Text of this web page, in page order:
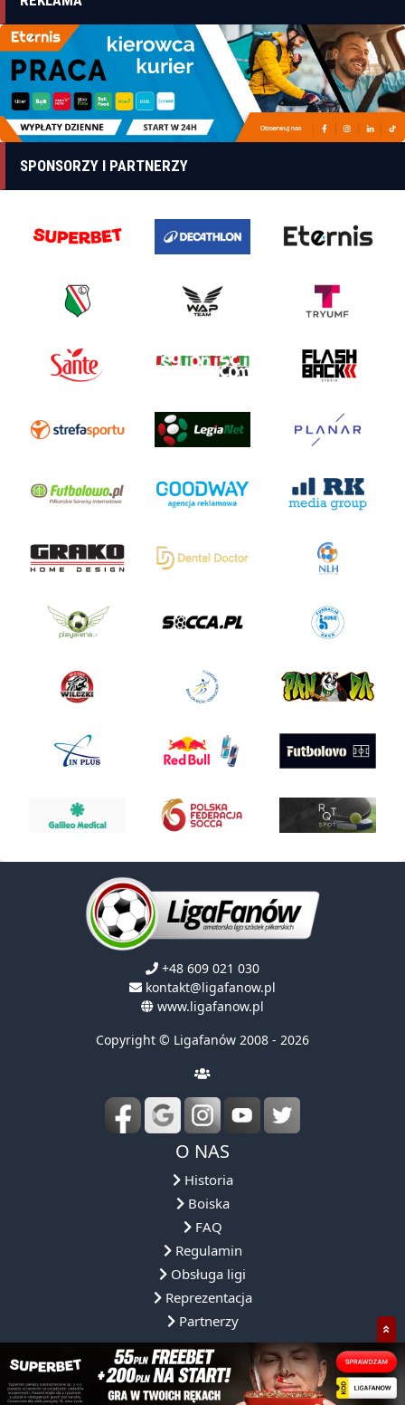
SPONSORZY I PARTNERZY
+48 609 021 030
kontakt@ligafanow.pl
www.ligafanow.pl
Copyright © Ligafanów 2008 - 2026
O NAS
Historia
Boiska
FAQ
Regulamin
Obsługa ligi
Reprezentacja
Partnerzy
NASZA OFERTA NASZE ROZGRYWKI DLACZEGO MY?